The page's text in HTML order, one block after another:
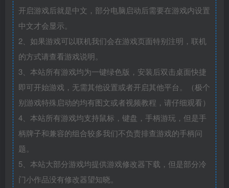
开启游戏后就是中文，部分电脑启动后需要在游戏内设置
中文才会显示。
2、如果游戏可以联机我们会在游戏页面特别注明，联机
的方式请查看游戏说明。
3、本站所有游戏均为一键绿色版，安装后双击桌面快捷
即可开始游戏，无需其他设置或者开启其他平台。（极个
别游戏特殊启动的均有图文或者视频教程，请仔细观看）
4、本站所有游戏均支持鼠标，键盘，手柄游玩，但是手
柄牌子和兼容的组合较多我们不负责排查游戏的手柄问
题。
5、本站大部分游戏均提供游戏修改器下载，但是部分冷
门小作品没有修改器望知晓。